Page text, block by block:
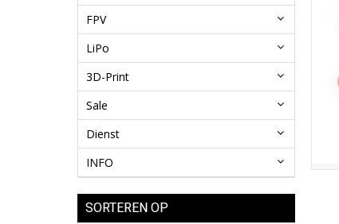
FPV
LiPo
3D-Print
Sale
Dienst
INFO
SORTEREN OP